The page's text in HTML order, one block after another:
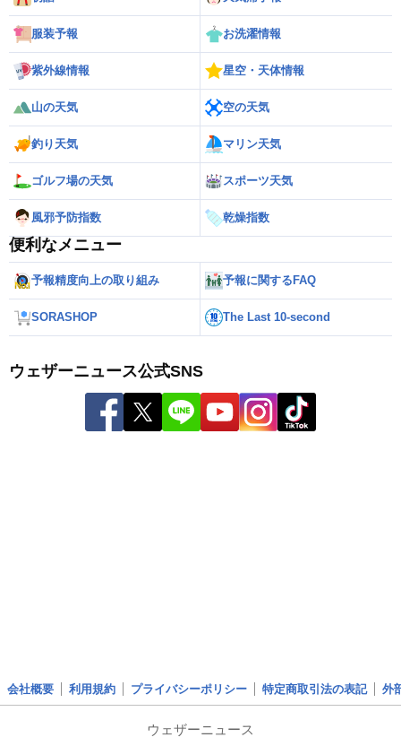
服装予報 お洗濯情報
紫外線情報 星空・天体情報
山の天気 空の天気
釣り天気 マリン天気
ゴルフ場の天気 スポーツ天気
風邪予防指数 乾燥指数
便利なメニュー
予報精度向上の取り組み 予報に関するFAQ
SORASHOP The Last 10-second
ウェザーニュース公式SNS
会社概要 利用規約 プライバシーポリシー 特定商取引法の表記 外
ウェザーニュース